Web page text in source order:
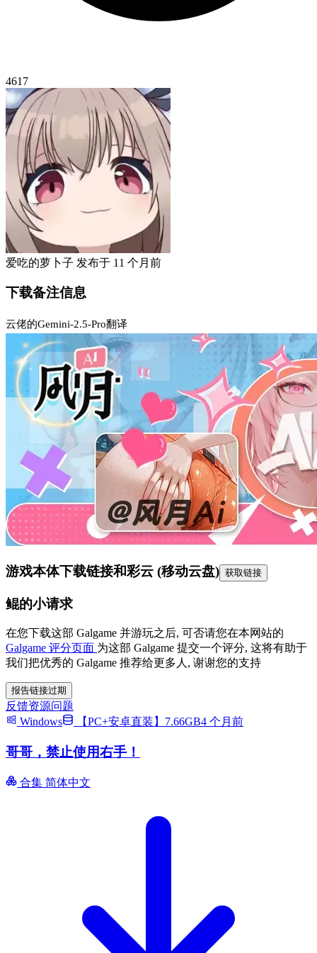
4617
爱吃的萝卜子 发布于 11 个月前
下载备注信息
云佬的Gemini-2.5-Pro翻译
游戏本体下载链接和彩云 (移动云盘) 获取链接
鲲的小请求
在您下载这部 Galgame 并游玩之后, 可否请您在本网站的
Galgame 评分页面 为这部 Galgame 提交一个评分, 这将有助于
我们把优秀的 Galgame 推荐给更多人, 谢谢您的支持
报告链接过期
反馈资源问题
Windows
【PC+安卓直装】7.66GB4 个月前
哥哥，禁止使用右手！
合集 简体中文